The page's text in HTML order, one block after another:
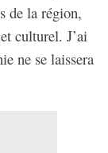
de la région,
culturel. J’ai
ne se laissera